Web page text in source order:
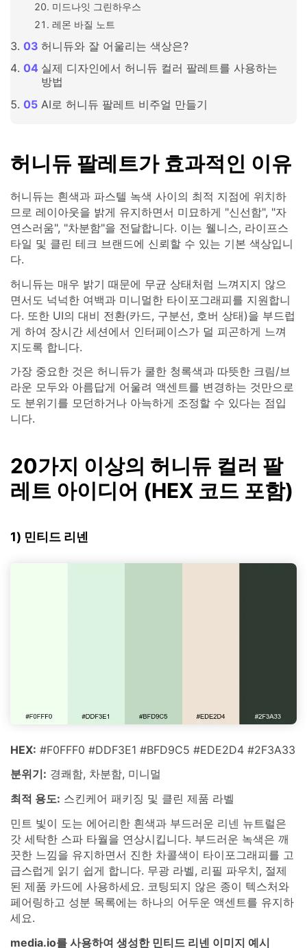
미드나잇 그린하우스
레몬 바질 노트
허니듀와 잘 어울리는 색상은?
실제 디자인에서 허니듀 컬러 팔레트를 사용하는
방법
AI로 허니듀 팔레트 비주얼 만들기
허니듀 팔레트가 효과적인 이유
허니듀는 흰색과 파스텔 녹색 사이의 최적 지점에 위치하
므로 레이아웃을 밝게 유지하면서 미묘하게 "신선함", "자
연스러움", "차분함"을 전달합니다. 이는 웰니스, 라이프스
타일 및 클린 테크 브랜드에 신뢰할 수 있는 기본 색상입니
다.
허니듀는 매우 밝기 때문에 무균 상태처럼 느껴지지 않으
면서도 넉넉한 여백과 미니멀한 타이포그래피를 지원합니
다. 또한 UI의 대비 전환(카드, 구분선, 호버 상태)을 부드럽
게 하여 장시간 세션에서 인터페이스가 덜 피곤하게 느껴
지도록 합니다.
가장 중요한 것은 허니듀가 쿨한 청록색과 따뜻한 크림/브
라운 모두와 아름답게 어울려 액센트를 변경하는 것만으로
도 분위기를 모던하거나 아늑하게 조정할 수 있다는 점입
니다.
20가지 이상의 허니듀 컬러 팔
레트 아이디어 (HEX 코드 포함)
1) 민티드 리넨
HEX: #F0FFF0 #DDF3E1 #BFD9C5 #EDE2D4 #2F3A33
분위기: 경쾌함, 차분함, 미니멀
최적 용도: 스킨케어 패키징 및 클린 제품 라벨
민트 빛이 도는 에어리한 흰색과 부드러운 리넨 뉴트럴은
갓 세탁한 스파 타월을 연상시킵니다. 부드러운 녹색은 깨
끗한 느낌을 유지하면서 진한 차콜색이 타이포그래피를 고
급스럽게 읽기 쉽게 합니다. 무광 라벨, 리필 파우치, 절제
된 제품 카드에 사용하세요. 코팅되지 않은 종이 텍스처와
페어링하고 성분 목록에는 하나의 어두운 액센트를 유지하
세요.
media.io를 사용하여 생성한 민티드 리넨 이미지 예시